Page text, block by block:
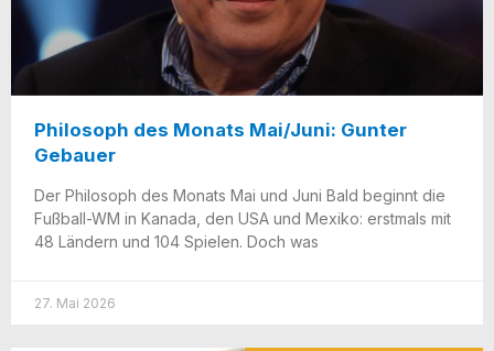
Philosoph des Monats Mai/​Juni: Gunter
Gebauer
Der Phi­lo­soph des Monats Mai und Juni Bald beginnt die
Fuß­­ball-WM in Kana­da, den USA und Mexi­ko: erst­mals mit
48 Län­dern und 104 Spie­len. Doch was
27. Mai 2026